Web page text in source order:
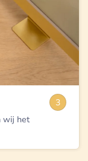
3
wij het